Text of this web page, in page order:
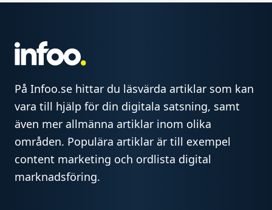
På Infoo.se hittar du läsvärda artiklar som kan
vara till hjälp för din digitala satsning, samt
även mer allmänna artiklar inom olika
områden. Populära artiklar är till exempel
content marketing och ordlista digital
marknadsföring.